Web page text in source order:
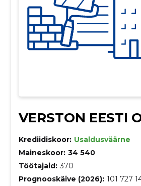
VERSTON EESTI
Krediidiskoor: Usaldusväärne
Maineskoor: 34 540
Töötajaid: 370
Prognooskäive (2026): 101 727